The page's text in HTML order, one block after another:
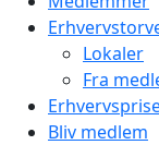
Lokaler
Fra
Bliv medlem